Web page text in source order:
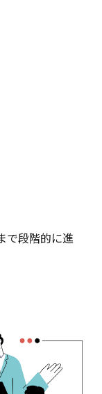
で段階的に進